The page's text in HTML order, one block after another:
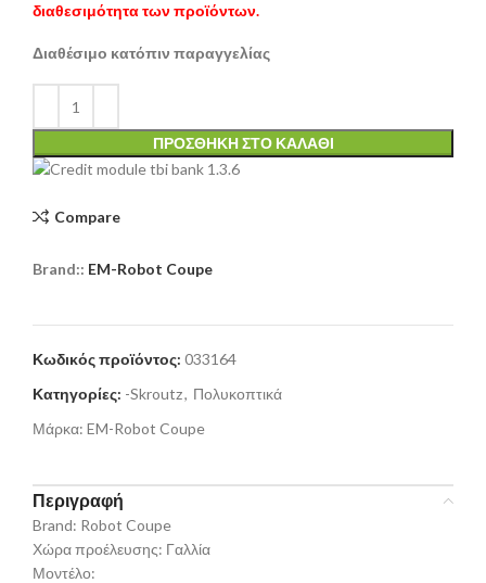
διαθεσιμότητα των προϊόντων.
Διαθέσιμο κατόπιν παραγγελίας
ΠΡΟΣΘΉΚΗ ΣΤΟ ΚΑΛΆΘΙ
Compare
Brand:: EM-Robot Coupe
Κωδικός προϊόντος: 033164
Κατηγορίες: -Skroutz, Πολυκοπτικά
Μάρκα: EM-Robot Coupe
Περιγραφή
Brand: Robot Coupe
Χώρα προέλευσης: Γαλλία
Μοντέλο: